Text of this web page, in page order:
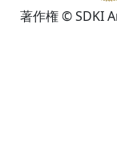
著作権 © SDKI